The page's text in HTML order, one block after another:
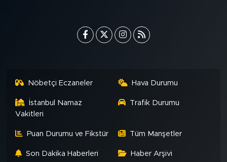
Nöbetçi Eczaneler Hava Durumu
İstanbul Namaz
Vakitleri
Trafik Durumu
Puan Durumu ve Fikstür Tüm Manşetler
Son Dakika Haberleri Haber Arşivi